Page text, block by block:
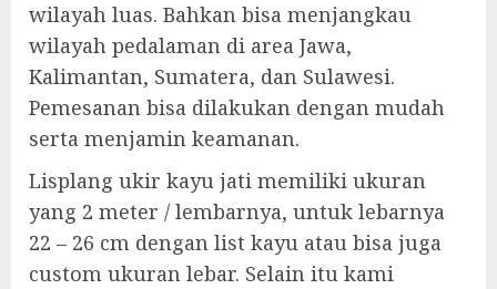
wilayah luas. Bahkan bisa menjangkau
wilayah pedalaman di area Jawa,
Kalimantan, Sumatera, dan Sulawesi.
Pemesanan bisa dilakukan dengan mudah
serta menjamin keamanan.
Lisplang ukir kayu jati memiliki ukuran
yang 2 meter / lembarnya, untuk lebarnya
22 – 26 cm dengan list kayu atau bisa juga
custom ukuran lebar. Selain itu kami